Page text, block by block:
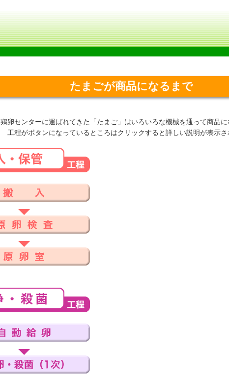
たまごが商品になるまで
鶏卵センターに運ばれてきた「たまご」はいろいろな機械を通って商品に
工程がボタンになっているところはクリックすると詳しい説明が表示さ